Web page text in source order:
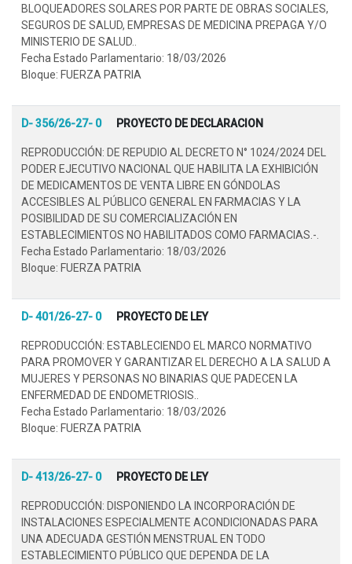
BLOQUEADORES SOLARES POR PARTE DE OBRAS SOCIALES,
SEGUROS DE SALUD, EMPRESAS DE MEDICINA PREPAGA Y/O
MINISTERIO DE SALUD..
Fecha Estado Parlamentario: 18/03/2026
Bloque: FUERZA PATRIA
D- 356/26-27- 0 PROYECTO DE DECLARACION
REPRODUCCIÓN: DE REPUDIO AL DECRETO N° 1024/2024 DEL
PODER EJECUTIVO NACIONAL QUE HABILITA LA EXHIBICIÓN
DE MEDICAMENTOS DE VENTA LIBRE EN GÓNDOLAS
ACCESIBLES AL PÚBLICO GENERAL EN FARMACIAS Y LA
POSIBILIDAD DE SU COMERCIALIZACIÓN EN
ESTABLECIMIENTOS NO HABILITADOS COMO FARMACIAS.-.
Fecha Estado Parlamentario: 18/03/2026
Bloque: FUERZA PATRIA
D- 401/26-27- 0 PROYECTO DE LEY
REPRODUCCIÓN: ESTABLECIENDO EL MARCO NORMATIVO
PARA PROMOVER Y GARANTIZAR EL DERECHO A LA SALUD A
MUJERES Y PERSONAS NO BINARIAS QUE PADECEN LA
ENFERMEDAD DE ENDOMETRIOSIS..
Fecha Estado Parlamentario: 18/03/2026
Bloque: FUERZA PATRIA
D- 413/26-27- 0 PROYECTO DE LEY
REPRODUCCIÓN: DISPONIENDO LA INCORPORACIÓN DE
INSTALACIONES ESPECIALMENTE ACONDICIONADAS PARA
UNA ADECUADA GESTIÓN MENSTRUAL EN TODO
ESTABLECIMIENTO PÚBLICO QUE DEPENDA DE LA